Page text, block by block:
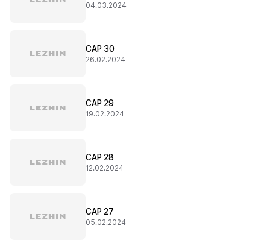
04.03.2024
CAP 30
26.02.2024
CAP 29
19.02.2024
CAP 28
12.02.2024
CAP 27
05.02.2024